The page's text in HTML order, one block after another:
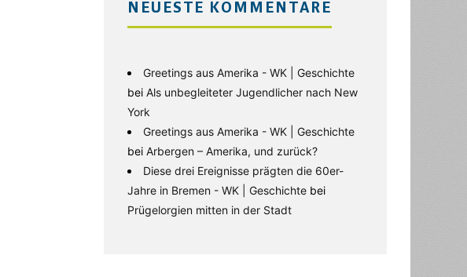
NEUESTE KOMMENTARE
Greetings aus Amerika - WK | Geschichte
bei Als unbegleiteter Jugendlicher nach New
York
Greetings aus Amerika - WK | Geschichte
bei Arbergen – Amerika, und zurück?
Diese drei Ereignisse prägten die 60er-
Jahre in Bremen - WK | Geschichte bei
Prügelorgien mitten in der Stadt